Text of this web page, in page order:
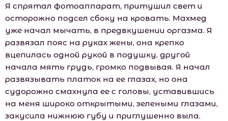
Я спрятал фотоаппарат, притушил свет и
осторожно подсел сбоку на кровать. Махмед
уже начал мычать, в предвкушении оргазма. Я
развязал пояс на руках жены, она крепко
вцепилась одной рукой в подушку, другой
начала мять грудь, громко подвывая. Я начал
развязывать платок на ее глазах, но она
судорожно смахнула ее с головы, уставившись
на меня широко открытыми, зелеными глазами,
закусила нижнюю губу и приглушенно выла.